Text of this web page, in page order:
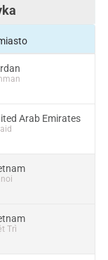
Arab Emirates
Trì